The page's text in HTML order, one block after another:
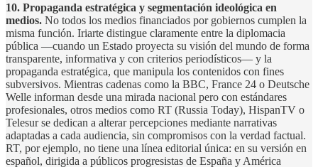
10. Propaganda estratégica y segmentación ideológica en
medios. No todos los medios financiados por gobiernos cumplen la
misma función. Iriarte distingue claramente entre la diplomacia
pública —cuando un Estado proyecta su visión del mundo de forma
transparente, informativa y con criterios periodísticos— y la
propaganda estratégica, que manipula los contenidos con fines
subversivos. Mientras cadenas como la BBC, France 24 o Deutsche
Welle informan desde una mirada nacional pero con estándares
profesionales, otros medios como RT (Russia Today), HispanTV o
Telesur se dedican a alterar percepciones mediante narrativas
adaptadas a cada audiencia, sin compromisos con la verdad factual.
RT, por ejemplo, no tiene una línea editorial única: en su versión en
español, dirigida a públicos progresistas de España y América